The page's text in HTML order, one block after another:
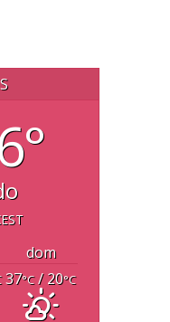
dom
37°C/ 20°C